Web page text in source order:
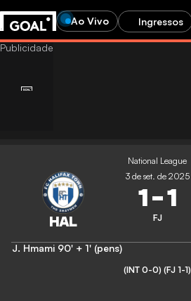
Ao Vivo Ingressos
National League
3 de set. de 2025
1-1
FJ
J. Hmami 90' + 1' (pens)
(INT 0-0) (FJ 1-1)